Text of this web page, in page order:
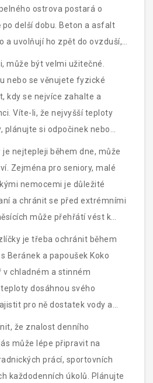
ostrova postará o
delší dobu. Beton a asfalt
a uvolňují ho zpět do ovzduší,
je teplota nejvyšší. Naopak
zeleně, může být tento efekt
může být velmi užitečné.
nebo se věnujete fyzické
kdy se nejvíce zahalte a
Víte-li, že nejvyšší teploty
plánujte si odpočinek nebo
To může pomoci
je nejtepleji během dne, může
Zejména pro seniory, malé
nemocemi je důležité
a chránit se před extrémními
může přehřátí vést k
proto je dobré se řídit
a být opatrní během
je třeba ochránit během
Beránek a papoušek Koko
chladném a stinném
dosáhnou svého
pro ně dostatek vody a
se venkovním aktivitám v
že znalost denního
může lépe připravit na
prácí, sportovních
každodenních úkolů. Plánujte